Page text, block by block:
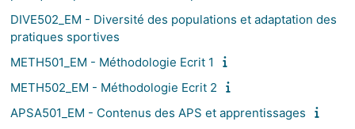
DIVE502_EM - Diversité des populations et adaptation des
pratiques sportives
METH501_EM - Méthodologie Ecrit 1
METH502_EM - Méthodologie Ecrit 2
APSA501_EM - Contenus des APS et apprentissages